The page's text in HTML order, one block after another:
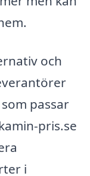
och
passar
pris.se
i